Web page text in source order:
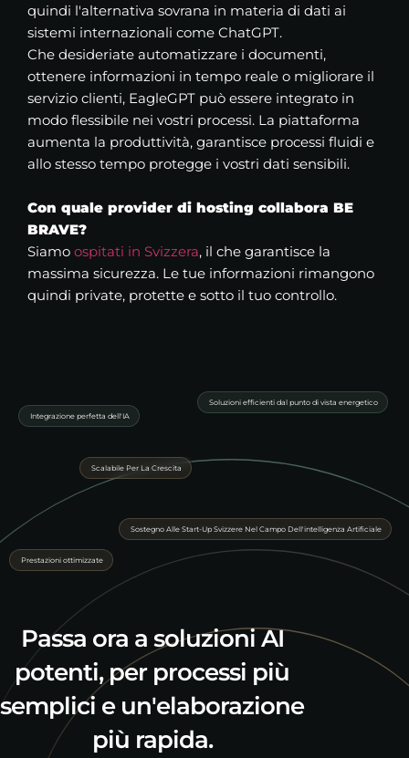
quindi l'alternativa sovrana in materia di dati ai
sistemi internazionali come ChatGPT.
Che desideriate automatizzare i documenti,
ottenere informazioni in tempo reale o migliorare il
servizio clienti, EagleGPT può essere integrato in
modo flessibile nei vostri processi. La piattaforma
aumenta la produttività, garantisce processi fluidi e
allo stesso tempo protegge i vostri dati sensibili.
Con quale provider di hosting collabora BE
BRAVE?
Siamo ospitati in Svizzera, il che garantisce la
massima sicurezza. Le tue informazioni rimangono
quindi private, protette e sotto il tuo controllo.
Passa ora a soluzioni AI
potenti, per processi più
semplici e un'elaborazione
più rapida.
Integrazione perfetta dell'IA
Soluzioni efficienti dal punto di vista energetico
Scalabile Per La Crescita
Prestazioni ottimizzate
Sostegno Alle Start-Up Svizzere Nel Campo Dell'intelligenza Artificiale